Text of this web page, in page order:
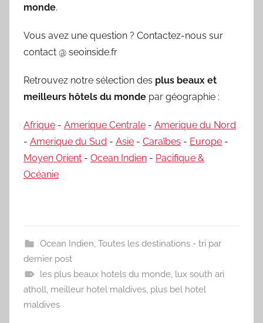
monde.
Vous avez une question ? Contactez-nous sur
contact @ seoinside.fr
Retrouvez notre sélection des plus beaux et
meilleurs hôtels du monde par géographie :
Afrique - Amerique Centrale - Amerique du Nord
- Amerique du Sud - Asie - Caraïbes - Europe -
Moyen Orient - Ocean Indien - Pacifique &
Océanie
Ocean Indien, Toutes les destinations - tri par
dernier post
les plus beaux hotels du monde, lux south ari
atholl, meilleur hotel maldives, plus bel hotel
maldives